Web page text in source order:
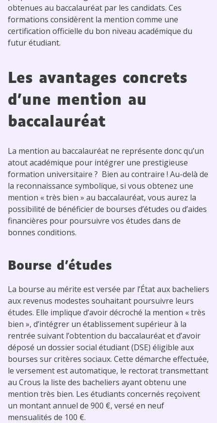
obtenues au baccalauréat par les candidats. Ces
formations considèrent la mention comme une
certification officielle du bon niveau académique du
futur étudiant.
Les avantages concrets
d’une mention au
baccalauréat
La mention au baccalauréat ne représente donc qu’un
atout académique pour intégrer une prestigieuse
formation universitaire ? Bien au contraire ! Au-delà de
la reconnaissance symbolique, si vous obtenez une
mention « très bien » au baccalauréat, vous aurez la
possibilité de bénéficier de bourses d’études ou d’aides
financières pour poursuivre vos études dans de
bonnes conditions.
Bourse d’études
La bourse au mérite est versée par l’État aux bacheliers
aux revenus modestes souhaitant poursuivre leurs
études. Elle implique d’avoir décroché la mention « très
bien », d’intégrer un établissement supérieur à la
rentrée suivant l’obtention du baccalauréat et d’avoir
déposé un dossier social étudiant (DSE) éligible aux
bourses sur critères sociaux. Cette démarche effectuée,
le versement est automatique, le rectorat transmettant
au Crous la liste des bacheliers ayant obtenu une
mention très bien. Les étudiants concernés reçoivent
un montant annuel de 900 €, versé en neuf
mensualités de 100 €.